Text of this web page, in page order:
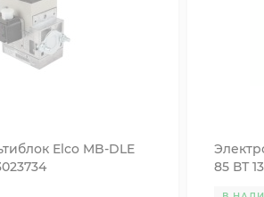
Elco MB-DLE
85 ВТ